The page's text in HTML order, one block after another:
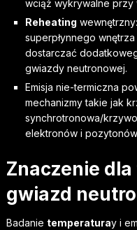
wciąż wykrywalne przy
Reheating
superpłynnego
dostarczać
gwiazdy neutronowej.
Emisja nie-termiczna
mechanizmy takie jak
synchrotronowa/
elektronów i
Znaczenie
gwiazd
Badanie temperaturay i